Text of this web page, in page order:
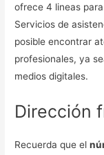
ofrece 4 lineas
Servicios de
posible encontrar
profesionales, ya
medios digitales.
Dirección
Recuerda que el